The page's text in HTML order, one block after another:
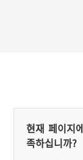
현재 페이지
족하십니까?